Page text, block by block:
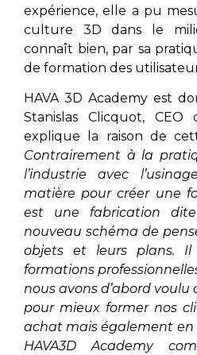
expérience, elle a pu
culture 3D dans le
connaît bien, par sa
de formation des
HAVA 3D Academy est
Stanislas Clicquot,
explique la raison de
Contrairement à la
l’industrie avec
matière pour créer une
est une fabrication
nouveau schéma de
objets et leurs plans.
formations
nous avons d’abord
pour mieux former nos
achat mais également
HAVA3D Academy